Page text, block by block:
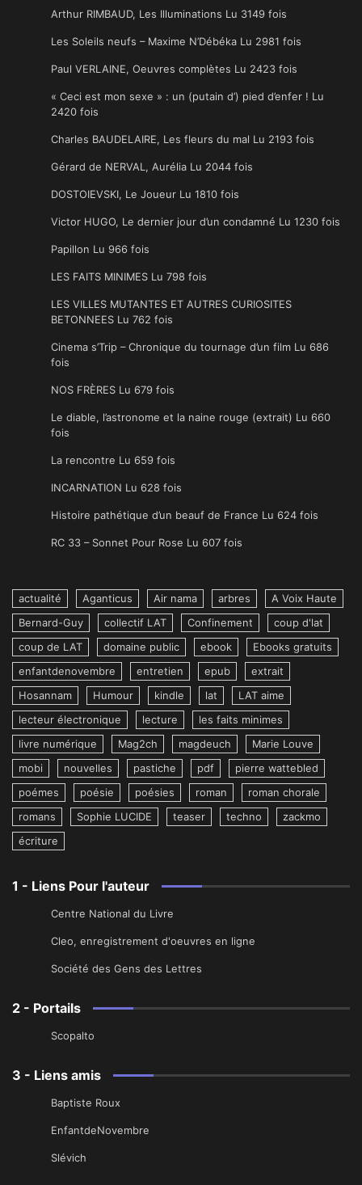
Arthur RIMBAUD, Les Illuminations Lu 3149 fois
Les Soleils neufs – Maxime N’Débéka Lu 2981 fois
Paul VERLAINE, Oeuvres complètes Lu 2423 fois
« Ceci est mon sexe » : un (putain d’) pied d’enfer ! Lu
2420 fois
Charles BAUDELAIRE, Les fleurs du mal Lu 2193 fois
Gérard de NERVAL, Aurélia Lu 2044 fois
DOSTOIEVSKI, Le Joueur Lu 1810 fois
Victor HUGO, Le dernier jour d’un condamné Lu 1230 fois
Papillon Lu 966 fois
LES FAITS MINIMES Lu 798 fois
LES VILLES MUTANTES ET AUTRES CURIOSITES
BETONNEES Lu 762 fois
Cinema s’Trip – Chronique du tournage d’un film Lu 686
fois
NOS FRÈRES Lu 679 fois
Le diable, l’astronome et la naine rouge (extrait) Lu 660
fois
La rencontre Lu 659 fois
INCARNATION Lu 628 fois
Histoire pathétique d’un beauf de France Lu 624 fois
RC 33 – Sonnet Pour Rose Lu 607 fois
actualité Aganticus Air nama arbres
A Voix Haute
Bernard-Guy
collectif LAT Confinement
coup d'lat
coup de LAT
domaine public ebook
Ebooks gratuits
enfantdenovembre
entretien epub
extrait
Hosannam
Humour kindle lat
LAT aime
lecteur électronique
lecture
les faits minimes
livre numérique
Mag2ch magdeuch
Marie Louve
mobi
nouvelles pastiche pdf
pierre wattebled
poémes
poésie poésies roman
roman chorale
romans
Sophie LUCIDE teaser techno
zackmo
écriture
1 - Liens Pour l'auteur
Centre National du Livre
Cleo, enregistrement d'oeuvres en ligne
Société des Gens des Lettres
2 - Portails
Scopalto
3 - Liens amis
Baptiste Roux
EnfantdeNovembre
Slévich